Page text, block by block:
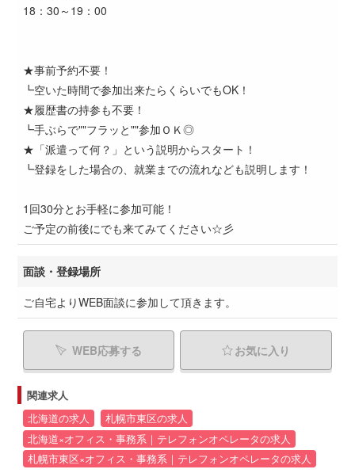
18：30～19：00
★事前予約不要！
┗空いた時間で参加出来たらくらいでもOK！
★履歴書の持参も不要！
┗手ぶらで""フラッと""参加ＯＫ◎
★「派遣って何？」という説明からスタート！
┗登録をした場合の、就業までの流れなども説明します！
1回30分とお手軽に参加可能！
ご予定の前後にでも来てみてください☆彡
面談・登録場所
ご自宅よりWEB面談に参加して頂きます。
WEB応募する お気に入り
関連求人
北海道の求人
札幌市東区の求人
北海道×オフィス・事務系｜テレフォンオペレータの求人
札幌市東区×オフィス・事務系｜テレフォンオペレータの求人